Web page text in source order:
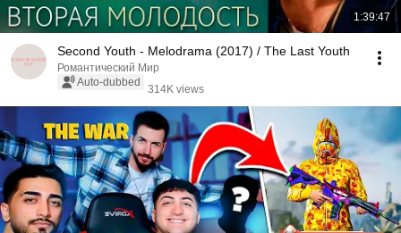
1:39:47
Second Youth - Melodrama (2017) / The Last Youth
Романтический Мир
Auto-dubbed
314K views